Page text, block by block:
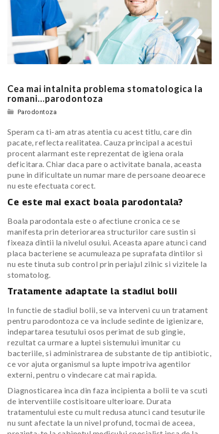
Cea mai intalnita problema stomatologica la
romani…parodontoza
Parodontoza
Speram ca ti-am atras atentia cu acest titlu, care din
pacate, reflecta realitatea. Cauza principal a acestui
procent alarmant este reprezentat de igiena orala
deficitara. Chiar daca pare o activitate banala, aceasta
pune in dificultate un numar mare de persoane deoarece
nu este efectuata corect.
Ce este mai exact boala parodontala?
Boala parodontala este o afectiune cronica ce se
manifesta prin deteriorarea structurilor care sustin si
fixeaza dintii la nivelul osului. Aceasta apare atunci cand
placa bacteriene se acumuleaza pe suprafata dintilor si
nu este tinuta sub control prin periajul zilnic si vizitele la
stomatolog.
Tratamente adaptate la stadiul bolii
In functie de stadiul bolii, se va interveni cu un tratament
pentru parodontoza ce va include sedinte de igienizare,
indepartarea tesutului osos perimat de sub gingie,
rezultat ca urmare a luptei sistemului imunitar cu
bacteriile, si administrarea de substante de tip antibiotic,
ce vor ajuta organismul sa lupte impotriva agentilor
externi, pentru o vindecare cat mai rapida.
Diagnosticarea inca din faza incipienta a bolii te va scuti
de interventiile costisitoare ulterioare. Durata
tratamentului este cu mult redusa atunci cand tesuturile
nu sunt afectate la un nivel profund, tocmai de aceea,